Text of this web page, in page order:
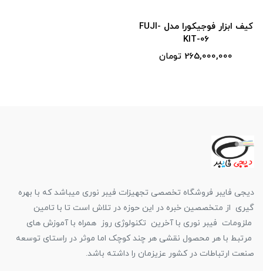
کیف ابزار فوجیکورا مدل FUJI-
KIT-06
265,000,000 تومان
دیجی فایبر فروشگاه تخصصی تجهیزات فیبر نوری میباشد که با بهره
گیری از متخصصین خبره در این حوزه در تلاش است تا با تامین
ملزومات فیبر نوری با آخرین تکنولوژی روز همراه با آموزش های
مرتبط با هر محصول نقشی هر چند کوچک اما موثر در راستای توسعه
صنعت ارتباطات در کشور عزیزمان را داشته باشد.